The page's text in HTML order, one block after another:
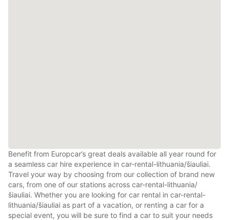
Benefit from Europcar’s great deals available all year round for
a seamless car hire experience in car-rental-lithuania/šiauliai.
Travel your way by choosing from our collection of brand new
cars, from one of our stations across car-rental-lithuania/
šiauliai. Whether you are looking for car rental in car-rental-
lithuania/šiauliai as part of a vacation, or renting a car for a
special event, you will be sure to find a car to suit your needs